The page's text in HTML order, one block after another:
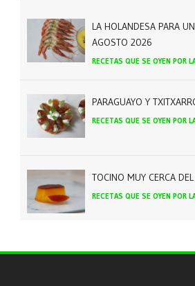
LA HOLANDESA PARA
AGOSTO 2026
RECETAS QUE SE OYEN POR
PARAGUAYO Y
RECETAS QUE SE OYEN POR
TOCINO MUY CERCA
RECETAS QUE SE OYEN POR